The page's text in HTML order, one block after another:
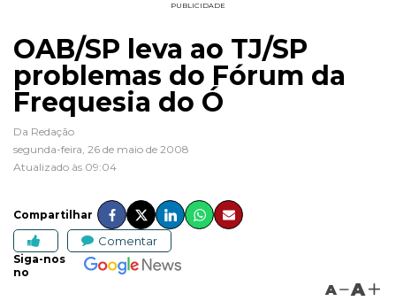
PUBLICIDADE
OAB/SP leva ao TJ/SP
problemas do Fórum da
Frequesia do Ó
Da Redação
segunda-feira, 26 de maio de 2008
Atualizado às 09:04
Compartilhar
Comentar
Siga-nos
no
A A